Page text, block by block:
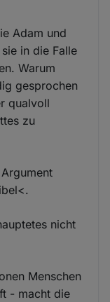
Adam und
in die Falle
Warum
gesprochen
qualvoll
zu
nicht
Menschen
- macht die